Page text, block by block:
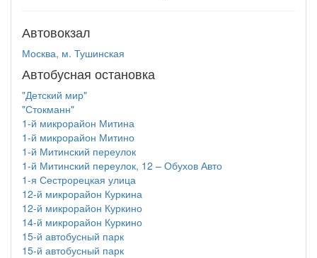
Автовокзал
Москва, м. Тушинская
Автобусная остановка
"Детский мир"
"Стокманн"
1-й микрорайон Митина
1-й микрорайон Митино
1-й Митинский переулок
1-й Митинский переулок, 12 – Обухов Авто
1-я Сестрорецкая улица
12-й микрорайон Куркина
12-й микрорайон Куркино
14-й микрорайон Куркино
15-й автобусный парк
15-й автобусный парк